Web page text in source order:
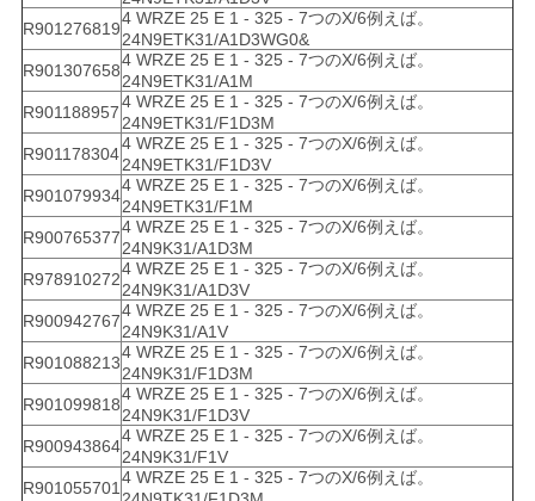
R901276819
4 WRZE 25 E 1 - 325 - 7つのX/6例えば。
24N9ETK31/A1D3WG0&
R901307658
4 WRZE 25 E 1 - 325 - 7つのX/6例えば。
24N9ETK31/A1M
R901188957
4 WRZE 25 E 1 - 325 - 7つのX/6例えば。
24N9ETK31/F1D3M
R901178304
4 WRZE 25 E 1 - 325 - 7つのX/6例えば。
24N9ETK31/F1D3V
R901079934
4 WRZE 25 E 1 - 325 - 7つのX/6例えば。
24N9ETK31/F1M
R900765377
4 WRZE 25 E 1 - 325 - 7つのX/6例えば。
24N9K31/A1D3M
R978910272
4 WRZE 25 E 1 - 325 - 7つのX/6例えば。
24N9K31/A1D3V
R900942767
4 WRZE 25 E 1 - 325 - 7つのX/6例えば。
24N9K31/A1V
R901088213
4 WRZE 25 E 1 - 325 - 7つのX/6例えば。
24N9K31/F1D3M
R901099818
4 WRZE 25 E 1 - 325 - 7つのX/6例えば。
24N9K31/F1D3V
R900943864
4 WRZE 25 E 1 - 325 - 7つのX/6例えば。
24N9K31/F1V
R901055701
4 WRZE 25 E 1 - 325 - 7つのX/6例えば。